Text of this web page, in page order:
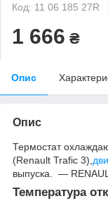
Код: 11 06 185 27R
1 666 ₴
Опис
Опис
Термостат
(Renault Trafic 3),
выпуска. —
Температура